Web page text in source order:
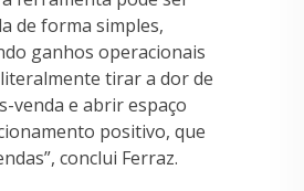
de forma simples,
ganhos operacionais
literalmente tirar a dor de
venda e abrir espaço
positivo, que
conclui Ferraz.